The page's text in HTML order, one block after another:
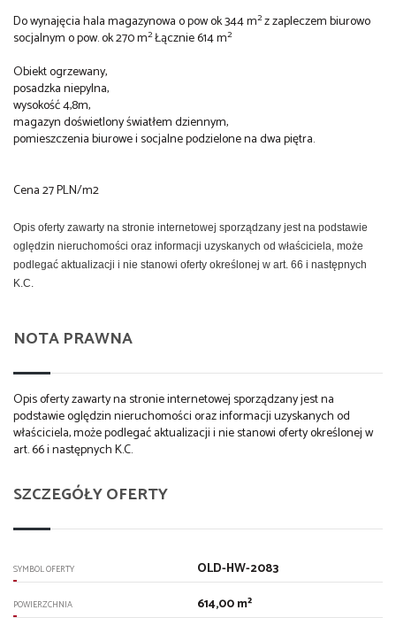
Do wynajęcia hala magazynowa o pow ok 344 m2z zapleczem biurowo
socjalnym o pow. ok 270 m2Łącznie 614 m2
Obiekt ogrzewany,
posadzka niepylna,
wysokość 4,8m,
magazyn doświetlony światłem dziennym,
pomieszczenia biurowe i socjalne podzielone na dwa piętra.
Cena 27 PLN/m2
Opis oferty zawarty na stronie internetowej sporządzany jest na podstawie
oględzin nieruchomości oraz informacji uzyskanych od właściciela, może
podlegać aktualizacji i nie stanowi oferty określonej w art. 66 i następnych
K.C.
NOTA PRAWNA
Opis oferty zawarty na stronie internetowej sporządzany jest na
podstawie oględzin nieruchomości oraz informacji uzyskanych od
właściciela, może podlegać aktualizacji i nie stanowi oferty określonej w
art. 66 i następnych K.C.
SZCZEGÓŁY OFERTY
SYMBOL OFERTY OLD-HW-2083
POWIERZCHNIA 614,00 m²